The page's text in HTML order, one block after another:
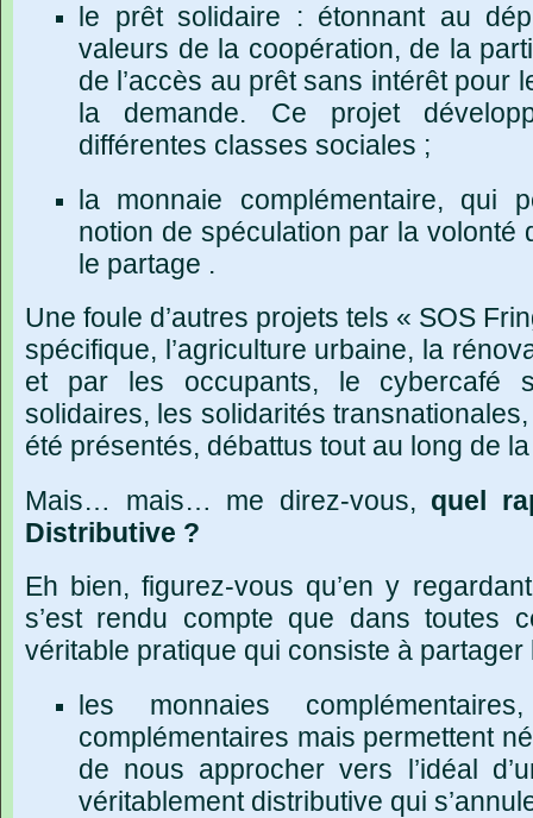
le prêt solidaire : étonnant au
valeurs de la coopération, de la
de l’accès au prêt sans intérêt pour
la demande. Ce projet
différentes classes sociales ;
la monnaie complémentaire, qui
notion de spéculation par la volonté
le partage .
Une foule d’autres projets tels « SOS
spécifique, l’agriculture urbaine, la
et par les occupants, le cybercafé
solidaires, les solidarités
été présentés, débattus tout au long de
Mais… mais… me direz-vous, quel
Distributive ?
Eh bien, figurez-vous qu’en y
s’est rendu compte que dans toutes
véritable pratique qui consiste à
les monnaies
complémentaires mais permettent
de nous approcher vers l’idéal
véritablement distributive qui